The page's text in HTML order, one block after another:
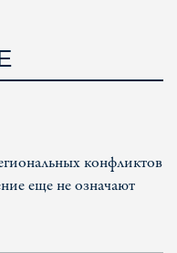
конфликтов
еще не означают